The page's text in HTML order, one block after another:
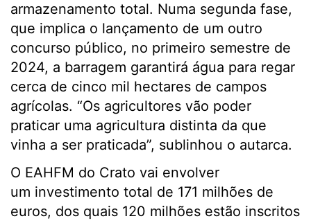
armazenamento total. Numa segunda fase,
que implica o lançamento de um outro
concurso público, no primeiro semestre de
2024, a barragem garantirá água para regar
cerca de cinco mil hectares de campos
agrícolas. “Os agricultores vão poder
praticar uma agricultura distinta da que
vinha a ser praticada”, sublinhou o autarca.
O EAHFM do Crato vai envolver
um investimento total de 171 milhões de
euros, dos quais 120 milhões estão inscritos